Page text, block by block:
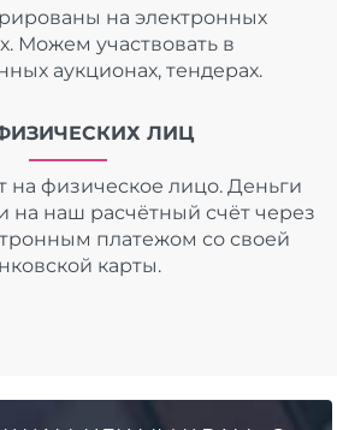
на электронных
Можем участвовать в
аукционах, тендерах.
ЛИЦ
на физическое лицо. Деньги
на наш расчётный счёт через
платежом со своей
карты.